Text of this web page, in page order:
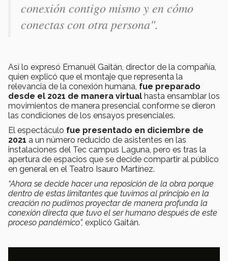
conexión contigo mismo y en cómo
conectas con otra persona".
Así lo expresó Emanuél Gaitán, director de la compañía,
quien explicó que el montaje que representa la
relevancia de la conexión humana, fue preparado
desde el 2021 de manera virtual hasta ensamblar los
movimientos de manera presencial conforme se dieron
las condiciones de los ensayos presenciales.
El espectáculo fue presentado en diciembre de
2021 a un número reducido de asistentes en las
instalaciones del Tec campus Laguna, pero es tras la
apertura de espacios que se decide compartir al público
en general en el Teatro Isauro Martínez.
“Ahora se decide hacer una reposición de la obra porque
dentro de estas limitantes que tuvimos al principio en la
creación no pudimos proyectar de manera profunda la
conexión directa que tuvo el ser humano después de este
proceso pandémico”, explicó Gaitán.